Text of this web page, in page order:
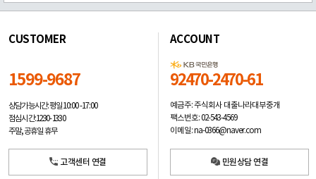
CUSTOMER
1599-9687
상담가능시간: 평일10:00 -17:00
점심시간: 12:30 - 13:30
주말, 공휴일 휴무
고객센터 연결
ACCOUNT
92470-2470-61
예금주: 주식회사 대출나라대부중개
팩스번호: 02-543-4569
이메일: na-0366@naver.com
민원상담 연결